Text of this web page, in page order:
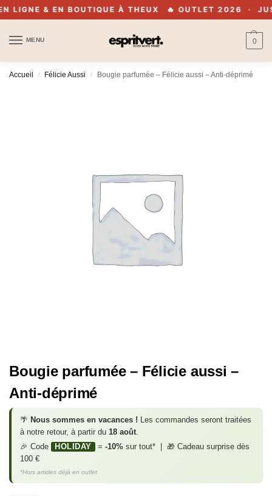
& EN BOUTIQUE À THEUX 🔥 OUTLET 2026 ·
MENU 0
Accueil / Félicie Aussi / Bougie parfumée – Félicie aussi – Anti-déprimé
Bougie parfumée – Félicie aussi –
Anti-déprimé
🌴 Nous sommes en vacances ! Les commandes seront traitées
à notre retour, à partir du 18 août
🎉 Code
HOLIDAY = -10%sur tout* | 🎁 Cadeau surprise dès
100 €
*Hors articles déjà en outlet